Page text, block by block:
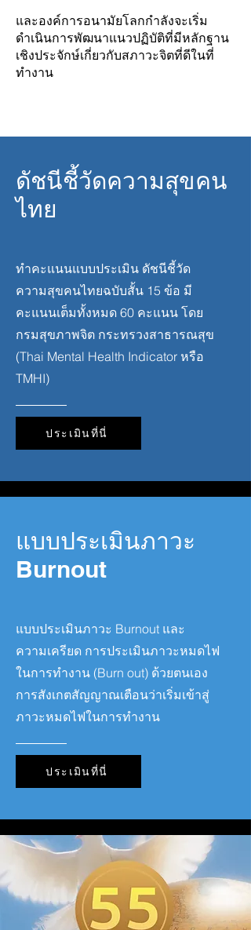
และองค์การอนามัยโลกกำลังจะเริ่ม
ดำเนินการพัฒนาแนวปฏิบัติที่มีหลักฐาน
เชิงประจักษ์เกี่ยวกับสภาวะจิตที่ดีในที่
ทำงาน
ดัชนีชี้วัดความสุขคน
ไทย
ทำคะแนนแบบประเมิน ดัชนีชี้วัด
ความสุขคนไทยฉบับสั้น 15 ข้อ มี
คะแนนเต็มทั้งหมด 60 คะแนน โดย
กรมสุขภาพจิต กระทรวงสาธารณสุข
(Thai Mental Health Indicator หรือ
TMHI)
ประเมินที่นี่
แบบประเมินภาวะ
Burnout
แบบประเมินภาวะ Burnout และ
ความเครียด การประเมินภาวะหมดไฟ
ในการทำงาน (Burn out) ด้วยตนเอง
การสังเกตสัญญาณเตือนว่าเริ่มเข้าสู่
ภาวะหมดไฟในการทำงาน
ประเมินที่นี่